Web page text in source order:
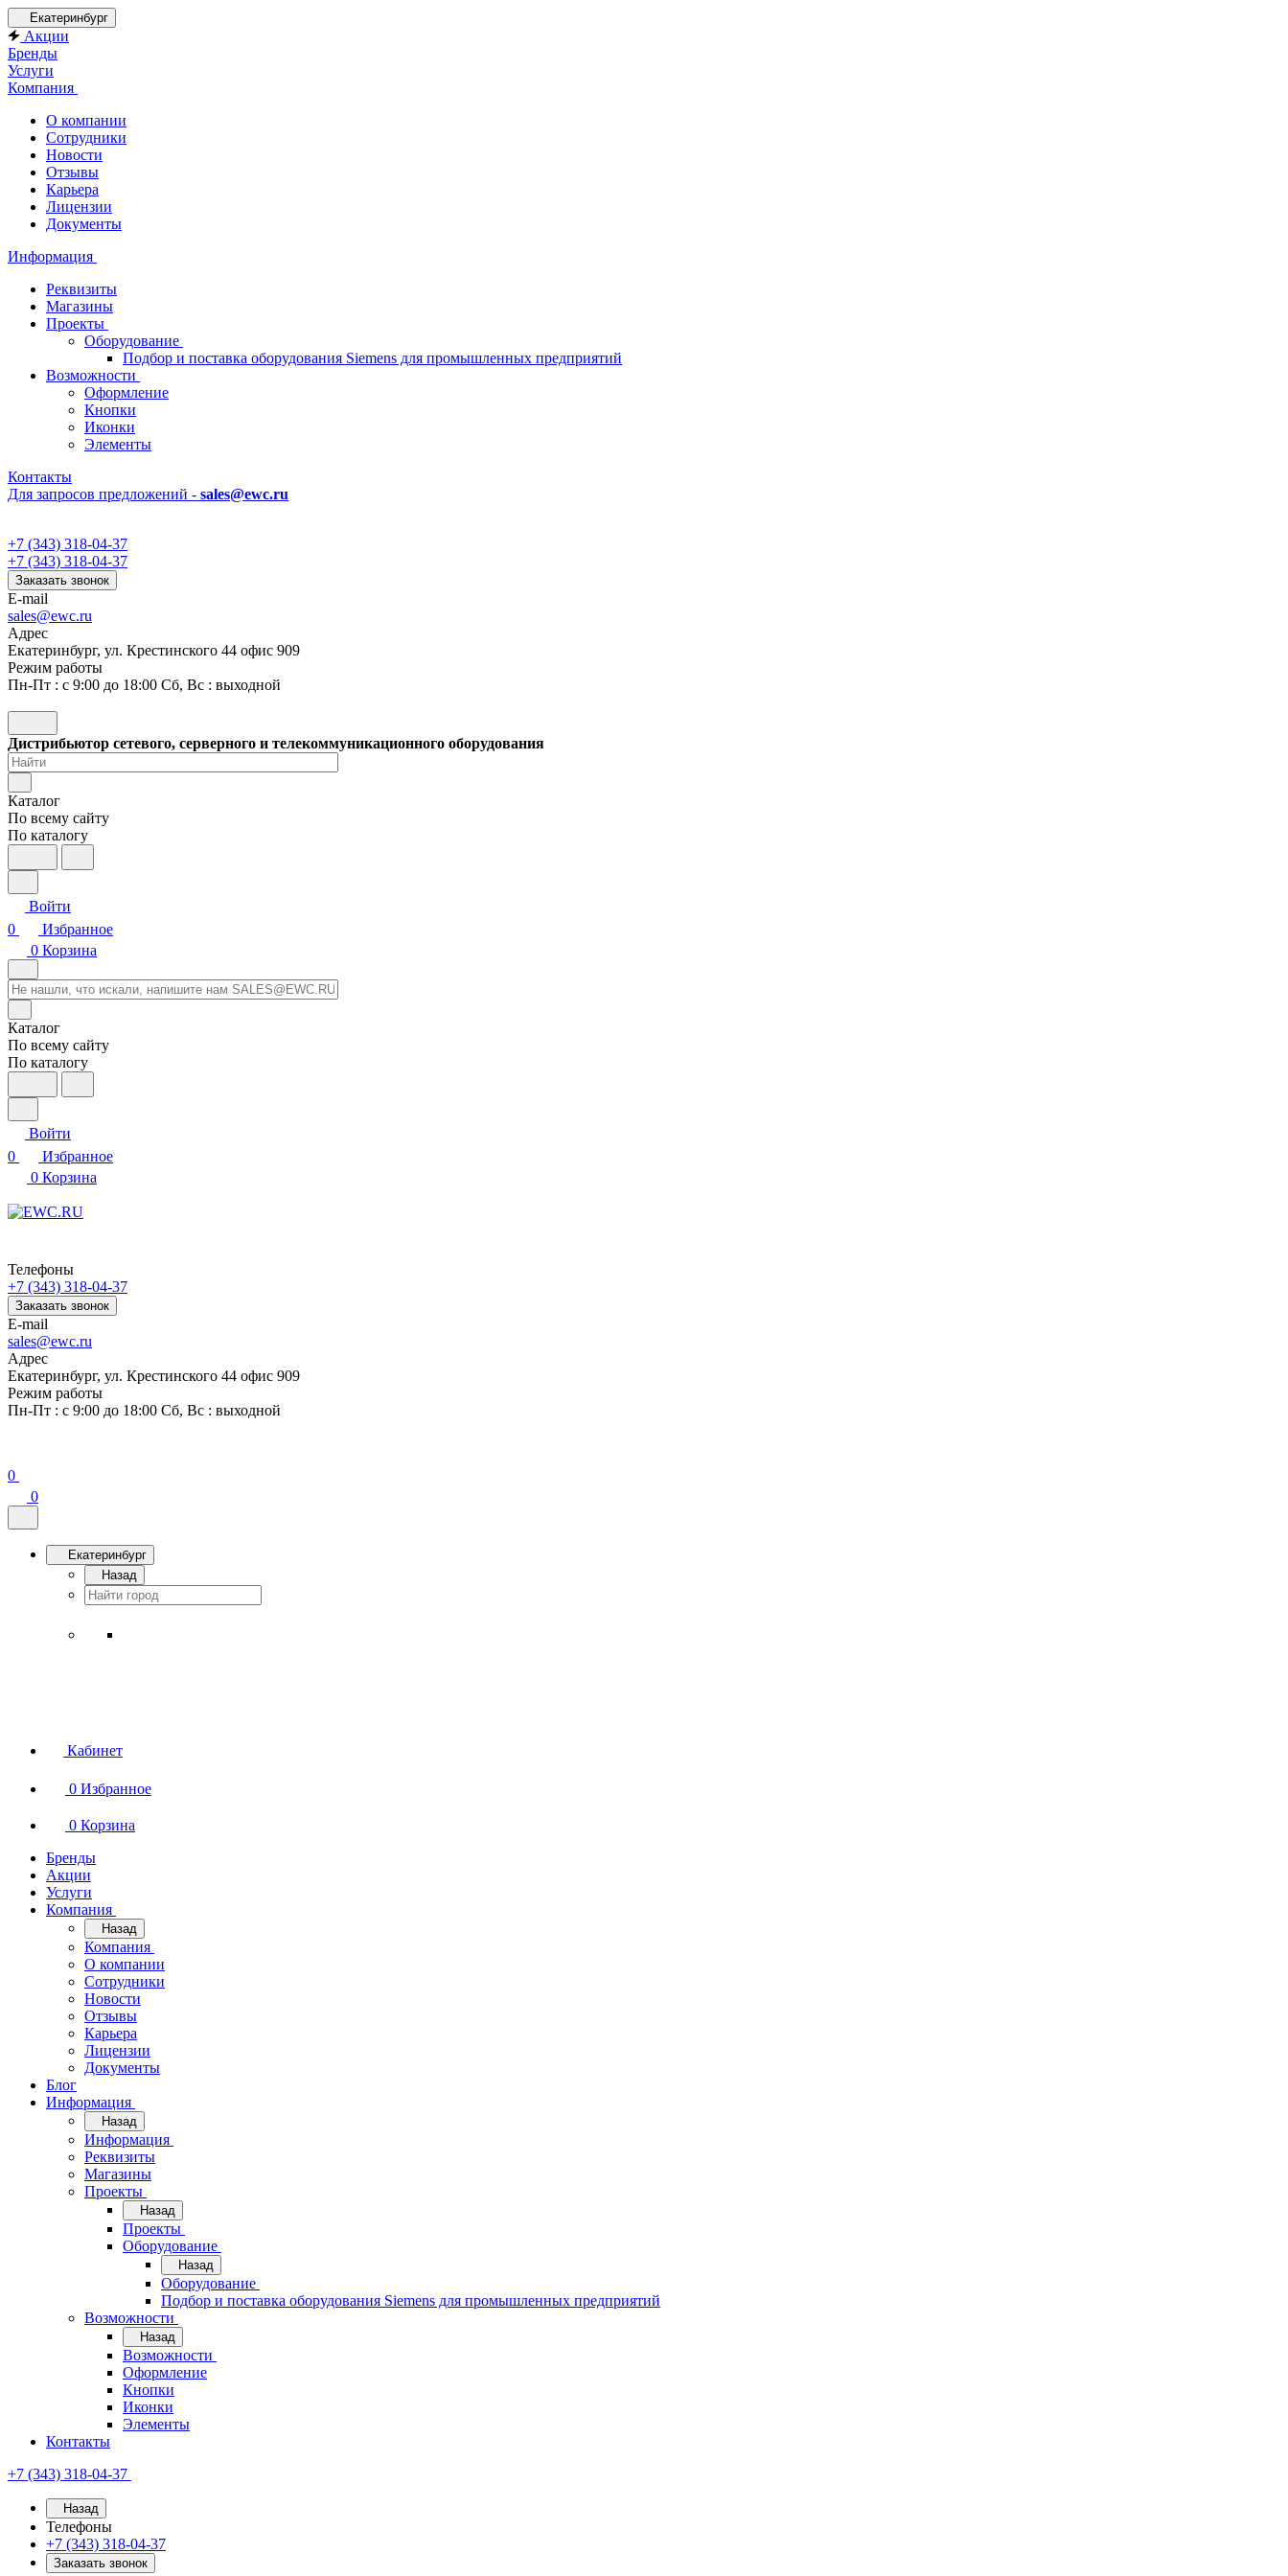
Екатеринбург
Акции
Бренды
Услуги
Компания
О компании
Сотрудники
Новости
Отзывы
Карьера
Лицензии
Документы
Информация
Реквизиты
Магазины
Проекты
Оборудование
Подбор и поставка оборудования Siemens для промышленных предприятий
Возможности
Оформление
Кнопки
Иконки
Элементы
Контакты
Для запросов предложений - sales@ewc.ru
+7 (343) 318-04-37
+7 (343) 318-04-37
Заказать звонок
E-mail
sales@ewc.ru
Адрес
Екатеринбург, ул. Крестинского 44 офис 909
Режим работы
Пн-Пт : с 9:00 до 18:00 Сб, Вс : выходной
Дистрибьютор сетевого, серверного и телекоммуникационного оборудования
Каталог
По всему сайту
По каталогу
Войти
0
Избранное
0 Корзина
Каталог
По всему сайту
По каталогу
Войти
0
Избранное
0 Корзина
Телефоны
+7 (343) 318-04-37
Заказать звонок
E-mail
sales@ewc.ru
Адрес
Екатеринбург, ул. Крестинского 44 офис 909
Режим работы
Пн-Пт : с 9:00 до 18:00 Сб, Вс : выходной
0
0
Екатеринбург
Назад
Кабинет
0 Избранное
0 Корзина
Бренды
Акции
Услуги
Компания
Назад
Компания
О компании
Сотрудники
Новости
Отзывы
Карьера
Лицензии
Документы
Блог
Информация
Назад
Информация
Реквизиты
Магазины
Проекты
Назад
Проекты
Оборудование
Назад
Оборудование
Подбор и поставка оборудования Siemens для промышленных предприятий
Возможности
Назад
Возможности
Оформление
Кнопки
Иконки
Элементы
Контакты
+7 (343) 318-04-37
Назад
Телефоны
+7 (343) 318-04-37
Заказать звонок